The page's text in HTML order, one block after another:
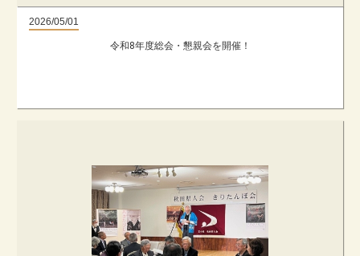
2026/05/01
令和8年度総会・懇親会を開催！